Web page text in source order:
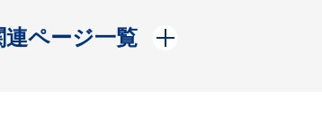
連ページ一覧
開く